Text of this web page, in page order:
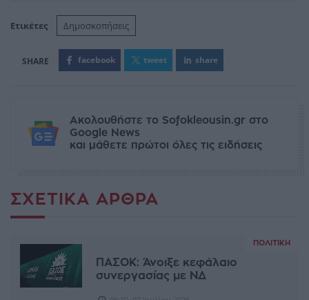
Ετικέτες Δημοσκοπήσεις
facebook tweet share
Ακολουθήστε το Sofokleousin.gr στο
Google News
και μάθετε πρώτοι όλες τις ειδήσεις
ΣΧΕΤΙΚΆ ΆΡΘΡΑ
ΠΟΛΙΤΙΚΉ
ΠΑΣΟΚ: Άνοιξε κεφάλαιο
συνεργασίας με ΝΔ